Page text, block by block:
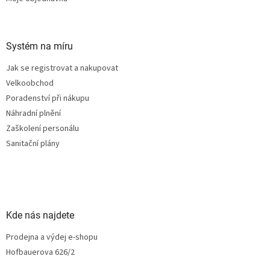
Systém na míru
Jak se registrovat a nakupovat
Velkoobchod
Poradenství při nákupu
Náhradní plnění
Zaškolení personálu
Sanitační plány
Kde nás najdete
Prodejna a výdej e-shopu
Hofbauerova 626/2